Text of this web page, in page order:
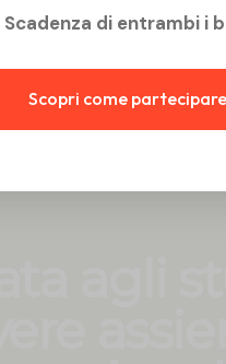
Scadenza di entrambi i
Scopri come partecipare